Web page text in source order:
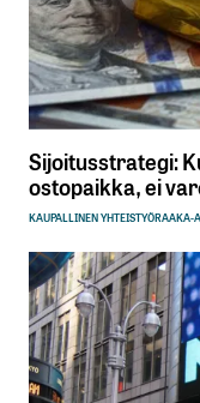
Sijoitusstrategi:
ostopaikka, ei
KAUPALLINEN YHTEISTYÖRAAKA-